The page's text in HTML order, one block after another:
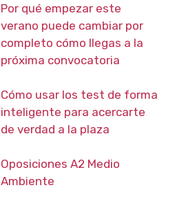
Por qué empezar este
verano puede cambiar por
completo cómo llegas a la
próxima convocatoria
Cómo usar los test de forma
inteligente para acercarte
de verdad a la plaza
Oposiciones A2 Medio
Ambiente